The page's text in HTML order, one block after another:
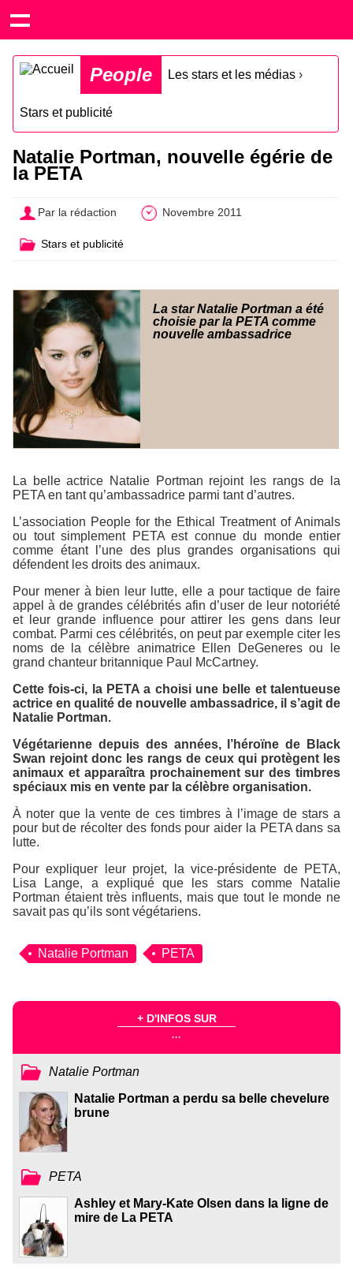
People Les stars et les médias ›
Stars et publicité
Natalie Portman, nouvelle égérie de
la PETA
Par la rédaction Novembre 2011
Stars et publicité
La star Natalie Portman a été
choisie par la PETA comme
nouvelle ambassadrice
La belle actrice Natalie Portman rejoint les rangs de la
PETA en tant qu’ambassadrice parmi tant d’autres.
L’association People for the Ethical Treatment of Animals
ou tout simplement PETAest connue du monde entier
comme étant l’une des plus grandes organisations qui
défendent les droits des animaux.
Pour mener à bien leur lutte, elle a pour tactique de faire
appel à de grandes célébrités afin d’user de leur notoriété
et leur grande influence pour attirer les gens dans leur
combat. Parmi ces célébrités, on peut par exemple citer les
noms de la célèbre animatrice Ellen DeGeneres ou le
grand chanteur britannique Paul McCartney.
Cette fois-ci, la PETA a choisi une belle et talentueuse
actrice en qualité de nouvelle ambassadrice, il s’agit de
Natalie Portman.
Végétarienne depuis des années, l’héroïne de
Black
Swan rejoint donc les rangs de ceux qui protègent les
animaux et apparaîtra prochainement sur des timbres
spéciaux mis en vente par la célèbre organisation.
À noter que la vente de ces timbres à l’image de stars a
pour but de récolter des fonds pour aider la PETAdans sa
lutte.
Pour expliquer leur projet, la vice-présidente de PETA,
Lisa Lange, a expliqué que les stars comme Natalie
Portman étaient très influents, mais que tout le monde ne
savait pas qu’ils sont végétariens.
Natalie Portman PETA
+ D'INFOS SUR
...
Natalie Portman
Natalie Portman a perdu sa belle chevelure
brune
PETA
Ashley et Mary-Kate Olsen dans la ligne de
mire de La PETA